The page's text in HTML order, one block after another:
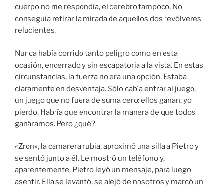
cuerpo no me respondía, el cerebro tampoco. No
conseguía retirar la mirada de aquellos dos revólveres
relucientes.
Nunca había corrido tanto peligro como en esta
ocasión, encerrado y sin escapatoria a la vista. En estas
circunstancias, la fuerza no era una opción. Estaba
claramente en desventaja. Sólo cabía entrar al juego,
un juego que no fuera de suma cero: ellos ganan, yo
pierdo. Habría que encontrar la manera de que todos
ganáramos. Pero ¿qué?
«Zron», la camarera rubia, aproximó una silla a Pietro y
se sentó junto a él. Le mostró un teléfono y,
aparentemente, Pietro leyó un mensaje, para luego
asentir. Ella se levantó, se alejó de nosotros y marcó un